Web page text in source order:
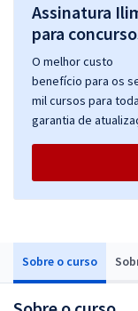
Sobre o curso
Assinatura
para
O melhor custo
benefício para os
mil cursos para
garantia de